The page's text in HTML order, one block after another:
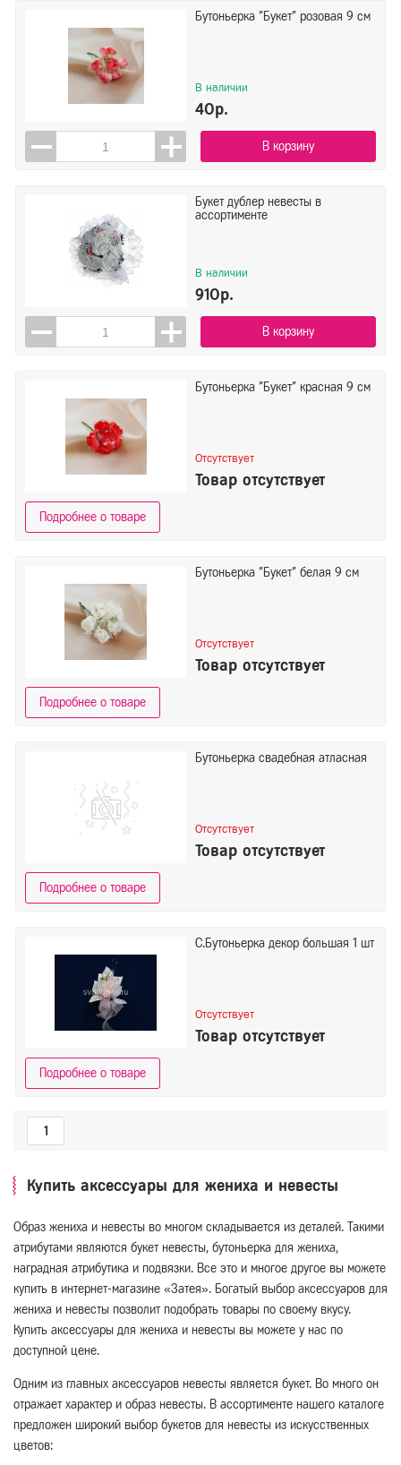
Бутоньерка "Букет" розовая 9 см
В наличии
40р.
В корзину
Букет дублер невесты в
ассортименте
В наличии
910р.
В корзину
Бутоньерка "Букет" красная 9 см
Отсутствует
Товар отсутствует
Подробнее о товаре
Бутоньерка "Букет" белая 9 см
Отсутствует
Товар отсутствует
Подробнее о товаре
Бутоньерка свадебная атласная
Отсутствует
Товар отсутствует
Подробнее о товаре
С.Бутоньерка декор большая 1 шт
Отсутствует
Товар отсутствует
Подробнее о товаре
1
Купить аксессуары для жениха и невесты
Образ жениха и невесты во многом складывается из деталей. Такими
атрибутами являются букет невесты, бутоньерка для жениха,
наградная атрибутика и подвязки. Все это и многое другое вы можете
купить в интернет-магазине «Затея». Богатый выбор аксессуаров для
жениха и невесты позволит подобрать товары по своему вкусу.
Купить аксессуары для жениха и невесты вы можете у нас по
доступной цене.
Одним из главных аксессуаров невесты является букет. Во много он
отражает характер и образ невесты. В ассортименте нашего каталоге
предложен широкий выбор букетов для невесты из искусственных
цветов: